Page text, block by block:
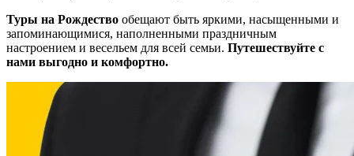
Туры на Рождество обещают быть яркими, насыщенными и
запоминающимися, наполненными праздничным
настроением и весельем для всей семьи. Путешествуйте с
нами выгодно и комфортно.